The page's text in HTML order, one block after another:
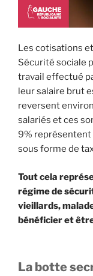
Les cotisations
Sécurité sociale
travail effectué
leur salaire brut
reversent
salariés et ces
9% représentent
sous forme de
Tout cela
régime de
vieillards,
bénéficier et
La botte